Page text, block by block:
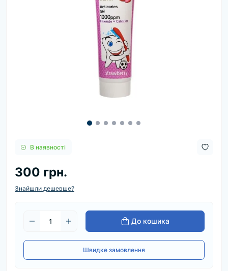
В наявності
300 грн.
Знайшли дешевше?
До кошика
Швидке замовлення